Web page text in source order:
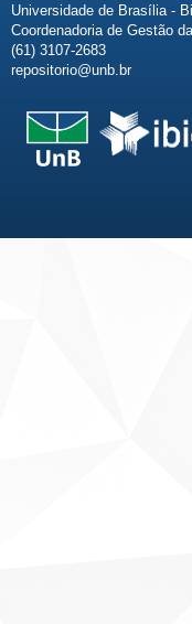
Universidade de Brasília -
Coordenadoria de Gestão
(61) 3107-2683
repositorio@unb.br